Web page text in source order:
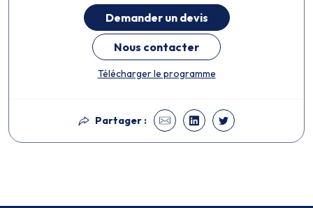
Demander un devis
Nous contacter
Télécharger le programme
Partager :